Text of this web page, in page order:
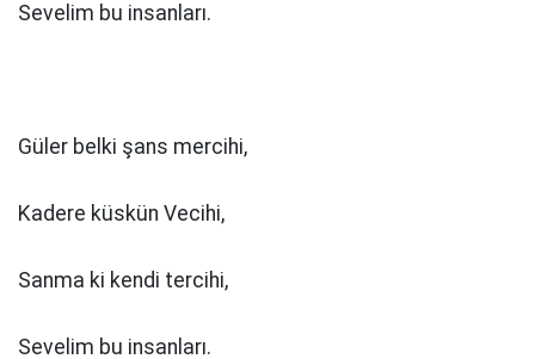
Sevelim bu insanları.
Güler belki şans mercihi,
Kadere küskün Vecihi,
Sanma ki kendi tercihi,
Sevelim bu insanları.